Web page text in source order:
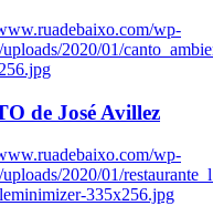
wp-
2020/01/
de José Avillez
wp-
2020/01/
335x256.jpg